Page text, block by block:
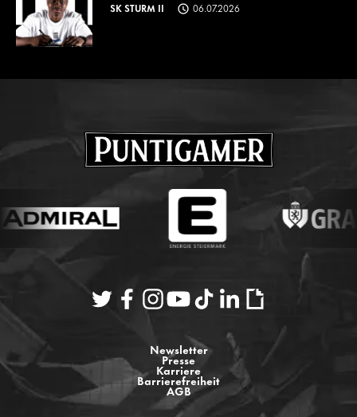
SK STURM II 06.07.2026
Newsletter
Presse
Karriere
Barrierefreiheit
AGB